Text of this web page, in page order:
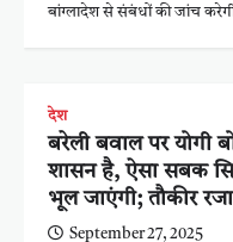
बांग्लादेश से संबंधों की जांच
देश
बरेली बवाल पर योगी
शासन है, ऐसा सबक
भूल जाएंगी; तौकीर रजा
September 27, 2025